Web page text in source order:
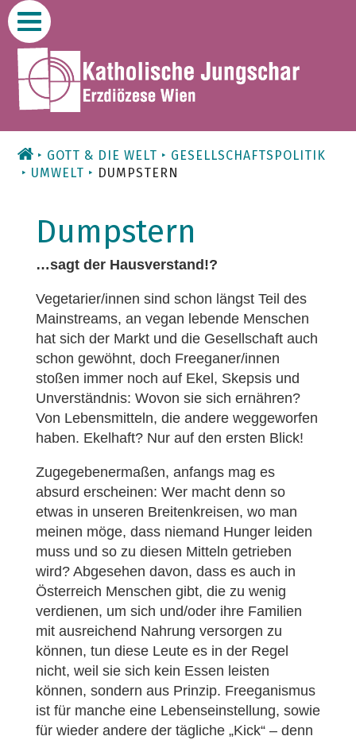
Zum
Inhalt
GOTT & DIE WELT
GESELLSCHAFTSPOLITIK
UMWELT
DUMPSTERN
Dumpstern
…sagt der Hausverstand!?
Vegetarier/innen sind schon längst Teil des
Mainstreams, an vegan lebende Menschen
hat sich der Markt und die Gesellschaft auch
schon gewöhnt, doch Freeganer/innen
stoßen immer noch auf Ekel, Skepsis und
Unverständnis: Wovon sie sich ernähren?
Von Lebensmitteln, die andere weggeworfen
haben. Ekelhaft? Nur auf den ersten Blick!
Zugegebenermaßen, anfangs mag es
absurd erscheinen: Wer macht denn so
etwas in unseren Breitenkreisen, wo man
meinen möge, dass niemand Hunger leiden
muss und so zu diesen Mitteln getrieben
wird? Abgesehen davon, dass es auch in
Österreich Menschen gibt, die zu wenig
verdienen, um sich und/oder ihre Familien
mit ausreichend Nahrung versorgen zu
können, tun diese Leute es in der Regel
nicht, weil sie sich kein Essen leisten
können, sondern aus Prinzip. Freeganismus
ist für manche eine Lebenseinstellung, sowie
für wieder andere der tägliche „Kick“ – denn